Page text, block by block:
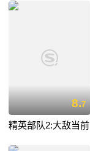
8.7
精英部队2:大敌当前